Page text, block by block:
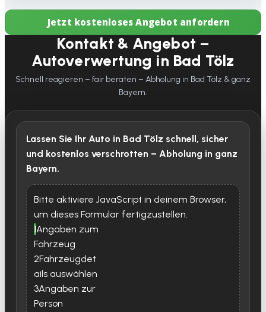
Jetzt kostenloses Angebot anfordern
Kontakt & Angebot –
Autoverwertung in Bad Tölz
Schnell reagieren – fair beraten – Abholung in Bad Tölz & ganz
Bayern.
Lassen Sie Ihr Auto in Bad Tölz schnell, sicher
und kostenlos verschrotten – Abholung in ganz
Bayern.
Bitte aktiviere JavaScript in deinem Browser,
um dieses Formular fertigzustellen.
1Angaben zum
Fahrzeug
2Fahrzeugdet
ails auswählen
3Angaben zur
Person